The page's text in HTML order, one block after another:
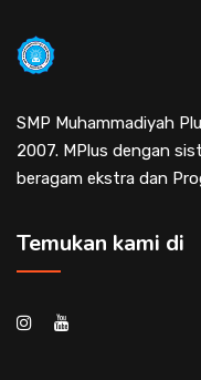
SMP Muhammadiyah
2007. MPlus dengan
beragam ekstra dan
Temukan kami di